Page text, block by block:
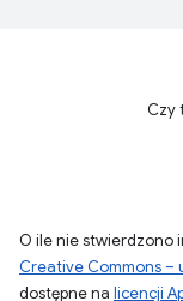
Czy
O ile nie stwierdzono
Creative Commons
dostępne na licencji